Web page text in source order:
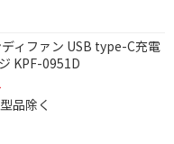
ィファン USB type-C充電
KPF-0951D
品除く
、指定したワード